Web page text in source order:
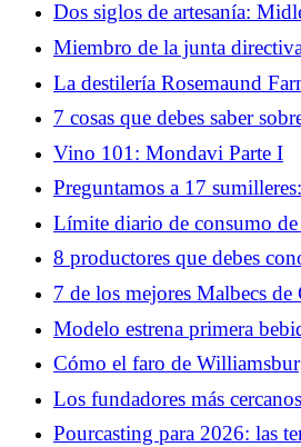
desarrollo)
Dos siglos de artesanía:
la destilería internacional
Miembro de la junta
Sons nombrado presidente
La destilería Rosemaund
inglés de pura malta de 10
7 cosas que debes saber
marca RTD popular entre la
Vino 101: Mondavi Parte I
Preguntamos a 17
desaparecer de las listas este
Límite diario de consumo
las pautas dietéticas de EE.
8 productores que debes
sake
7 de los mejores Malbecs de
Modelo estrena primera
EE.UU.
Cómo el faro de
silenciosamente en el lugar
industria de los bares
Los fundadores más
demanda contra el ex
Pourcasting para 2026: las